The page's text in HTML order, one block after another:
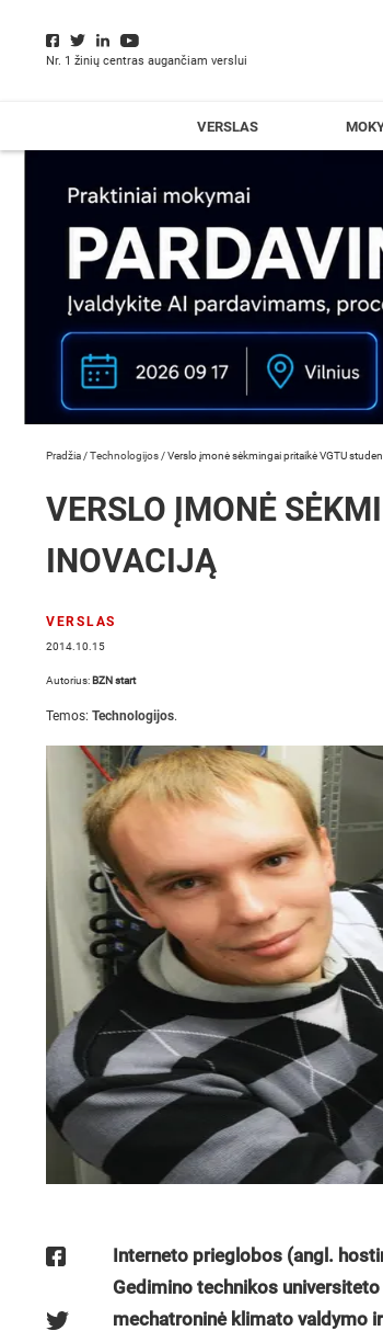
Nr. 1 žinių centras augančiam verslui
VERSLAS
Pradžia /Technologijos /Verslo įmonė sėkmingai pritaikė VGTU
VERSLO ĮMONĖ
INOVACIJĄ
VERSLAS
2014.10.15
Autorius: BZN start
Temos: Technologijos.
Interneto prieglobos (angl.
Gedimino technikos
mechatroninė klimato valdymo